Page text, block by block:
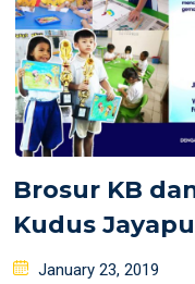
Brosur KB
Kudus
Posted
January 23, 2019